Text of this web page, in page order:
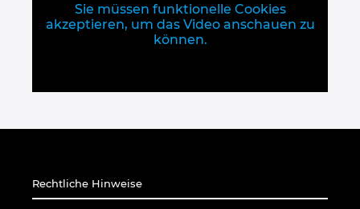
Sie müssen funktionelle Cookies
akzeptieren, um das Video anschauen zu
können.
Rechtliche Hinweise